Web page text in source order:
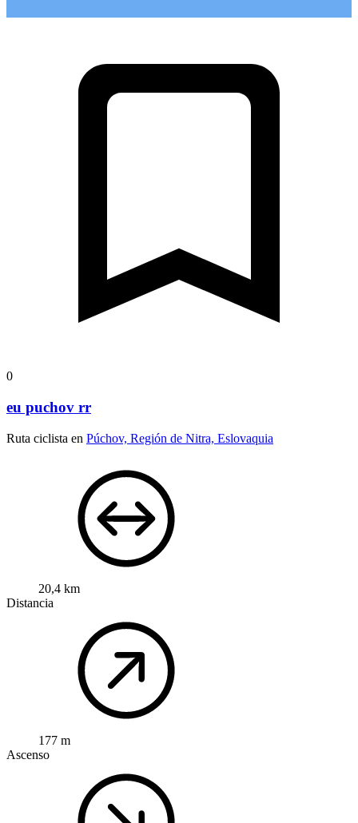
0
eu puchov rr
Ruta ciclista en Púchov, Región de Nitra, Eslovaquia
20,4 km
Distancia
177 m
Ascenso